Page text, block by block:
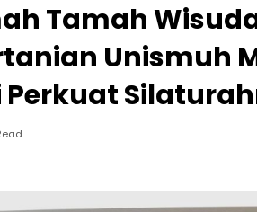
Tamah
Unismuh